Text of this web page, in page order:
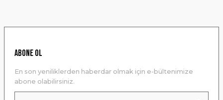
Ürün resmi kalitesiz, bozuk veya görüntülenemiyor.
Ürün bilgilerinde hatalar bulunuyor.
Ürün fiyatı diğer sitelerden daha pahalı.
ABONE OL
En son yeniliklerden haberdar olmak için e-bültenimize
abone olabilirsiniz.